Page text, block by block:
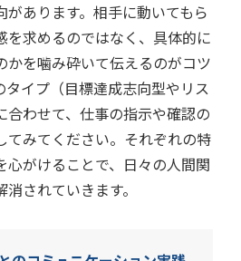
あります。相手に動いてもら
を求めるのではなく、具体的に
かを噛み砕いて伝えるのがコツ
タイプ（目標達成志向型やリス
合わせて、仕事の指示や確認の
てみてください。それぞれの特
心がけることで、日々の人間関
されていきます。